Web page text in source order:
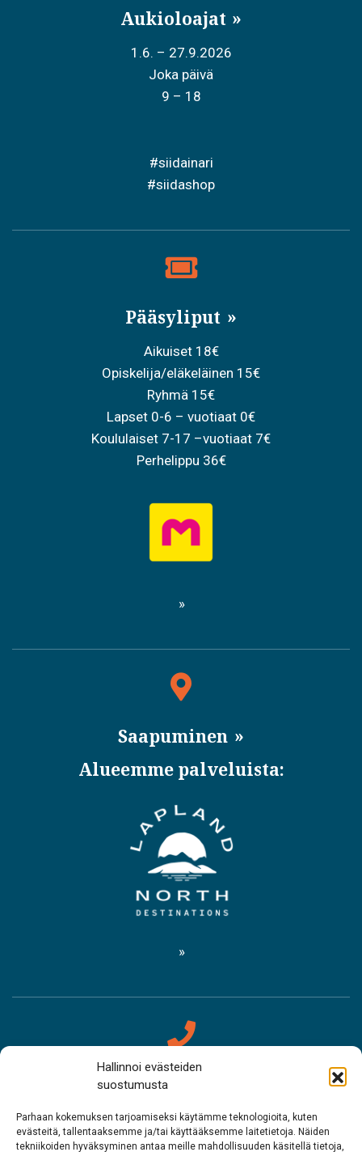
Hallinnoi evästeiden
suostumusta
Parhaan kokemuksen tarjoamiseksi käytämme teknologioita, kuten
evästeitä, tallentaaksemme ja/tai käyttääksemme laitetietoja. Näiden
tekniikoiden hyväksyminen antaa meille mahdollisuuden käsitellä tietoja,
Aukioloajat
1.6. – 27.9.2026
Joka päivä
9 – 18
#siidainari
#siidashop
Pääsyliput
Aikuiset 18€
Opiskelija/eläkeläinen 15€
Ryhmä 15€
Lapset 0-6 – vuotiaat 0€
Koululaiset 7-17 –vuotiaat 7€
Perhelippu 36€
Saapuminen
Alueemme palveluista:
Yhteystiedot
Saamelaismuseo Siida